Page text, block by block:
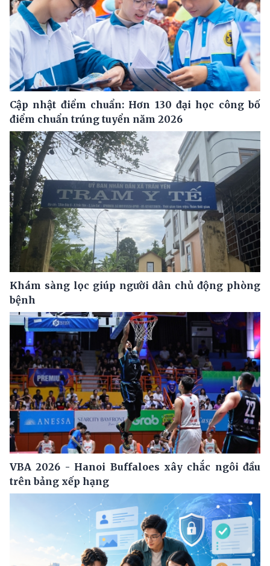
Cập nhật điểm chuẩn: Hơn 130 đại học công bố
điểm chuẩn trúng tuyển năm 2026
Khám sàng lọc giúp người dân chủ động phòng
bệnh
VBA 2026 - Hanoi Buffaloes xây chắc ngôi đầu
trên bảng xếp hạng